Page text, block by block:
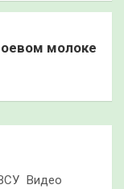
молоке
Видео